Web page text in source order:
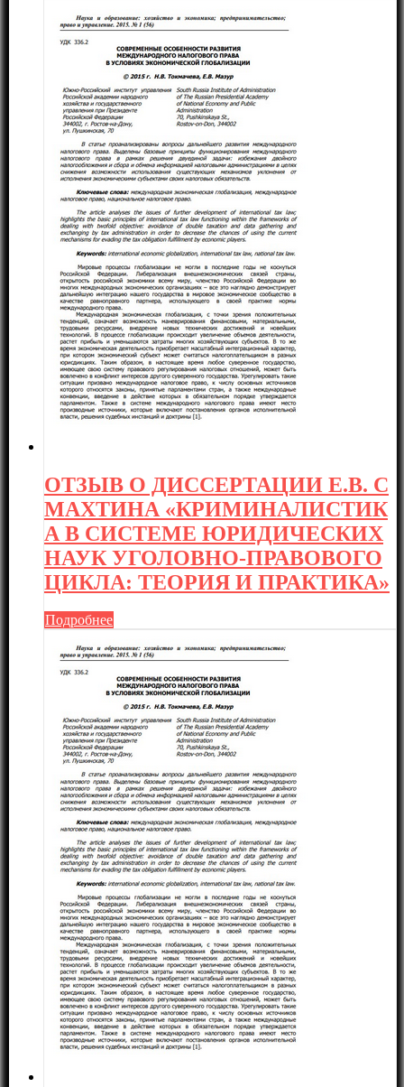
ОТЗЫВ О ДИССЕРТАЦИИ Е.В. С
МАХТИНА «КРИМИНАЛИСТИК
А В СИСТЕМЕ ЮРИДИЧЕСКИХ
НАУК УГОЛОВНО-ПРАВОВОГО
ЦИКЛА: ТЕОРИЯ И ПРАКТИКА»
Подробнее